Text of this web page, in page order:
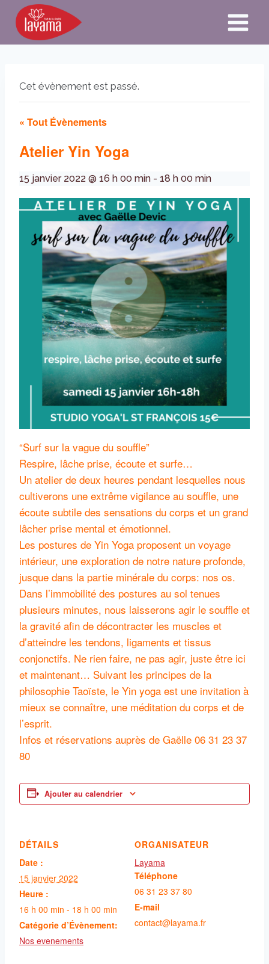
Aller
contenu
Cet évènement est passé.
« Tout Évènements
Atelier Yin Yoga
15 janvier 2022 @ 16 h 00 min - 18 h 00 min
“Surf sur la vague du souffle”
Respire, lâche prise, écoute et surfe…
Un atelier de deux heures pendant lesquelles nous
cultiverons une extrême vigilance au souffle, une
écoute subtile des sensations du corps et un grand
lâcher prise mental et émotionnel.
Les postures de Yin Yoga proposent un voyage
intérieur, une exploration de notre nature profonde,
jusque dans la partie minérale du corps: nos os.
Dans l’immobilité des postures au sol tenues
plusieurs minutes, nous laisserons agir le souffle et
la gravité afin de décontracter les muscles et
d’atteindre les tendons, ligaments et tissus
conjonctifs. Ne rien faire, ne pas agir, juste être ici
et maintenant… Suivant les principes de la
philosophie Taoïste, le Yin yoga est une invitation à
mieux se connaître, une méditation du corps et de
l’esprit.
Infos et réservations auprès de Gaëlle 06 31 23 37
80
Ajouter au calendrier
DÉTAILS
Date :
15 janvier 2022
Heure :
16 h 00 min - 18 h 00 min
Catégorie d’Évènement:
Nos evenements
ORGANISATEUR
Layama
Téléphone
06 31 23 37 80
E-mail
contact@layama.fr